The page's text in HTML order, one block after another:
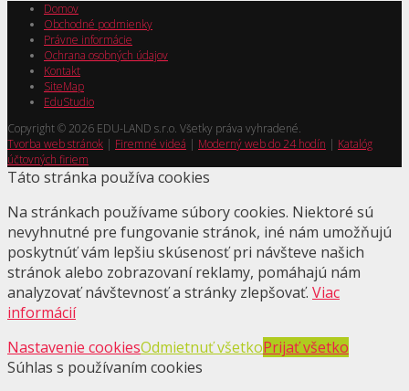
Domov
Obchodné podmienky
Právne informácie
Ochrana osobných údajov
Kontakt
SiteMap
EduStudio
Copyright © 2026 EDU-LAND s.r.o. Všetky práva vyhradené.
Tvorba web stránok | Firemné videá | Moderný web do 24 hodín | Katalóg
účtovných firiem
Táto stránka používa cookies
Na stránkach používame súbory cookies. Niektoré sú
nevyhnutné pre fungovanie stránok, iné nám umožňujú
poskytnúť vám lepšiu skúsenosť pri návšteve našich
stránok alebo zobrazovaní reklamy, pomáhajú nám
analyzovať návštevnosť a stránky zlepšovať. Viac
informácií
Nastavenie cookiesOdmietnuť všetkoPrijať všetko
Súhlas s používaním cookies